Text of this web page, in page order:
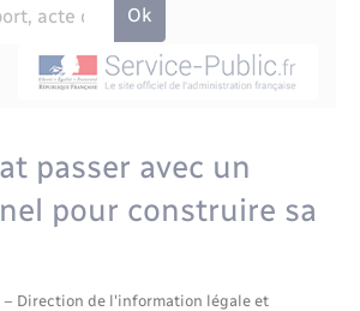
- Citoyenneté
d’occupation de l’espace
de communes
passer avec un
pour construire sa
Direction de l'information légale et